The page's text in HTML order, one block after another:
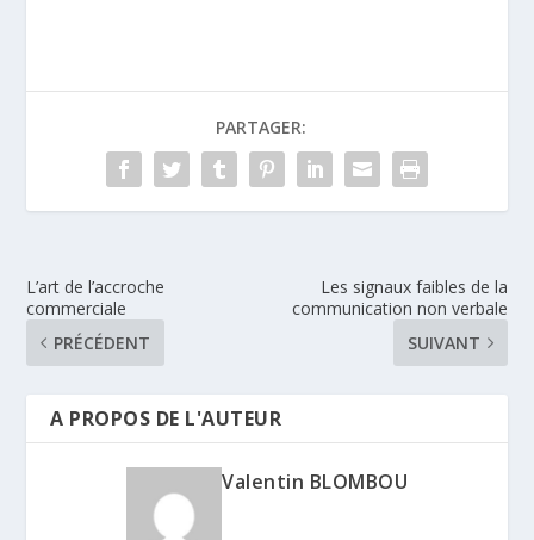
PARTAGER:
L’art de l’accroche
commerciale
PRÉCÉDENT
Les signaux faibles de la
communication non verbale
SUIVANT
A PROPOS DE L'AUTEUR
Valentin BLOMBOU